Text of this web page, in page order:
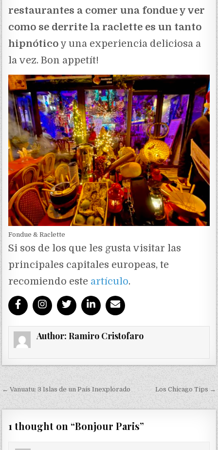
restaurantes a comer una fondue y ver
como se derrite la raclette es un tanto
hipnóticoy una experiencia deliciosa a
la vez. Bon appetít!
Fondue & Raclette
Si sos de los que les gusta visitar las
principales capitales europeas, te
recomiendo este artículo.
Author:Ramiro Cristofaro
Navegación de entradas
← Vanuatu: 3 Islas de un País Inexplorado Los Chicago Tips →
1 thought on “Bonjour Paris”